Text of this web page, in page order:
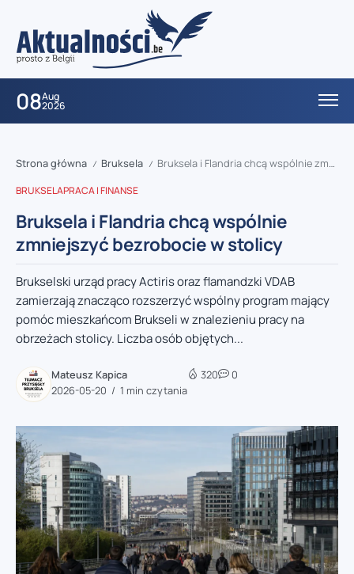
08Aug
2026
Strona główna / Bruksela / Bruksela i Flandria chcą wspólnie zmniejszyć bezrobocie w stolicy
BRUKSELAPRACA I FINANSE
Bruksela i Flandria chcą wspólnie
zmniejszyć bezrobocie w stolicy
Brukselski urząd pracy Actiris oraz flamandzki VDAB
zamierzają znacząco rozszerzyć wspólny program mający
pomóc mieszkańcom Brukseli w znalezieniu pracy na
obrzeżach stolicy. Liczba osób objętych...
Mateusz Kapica
2026-05-20
1 min czytania
320 0